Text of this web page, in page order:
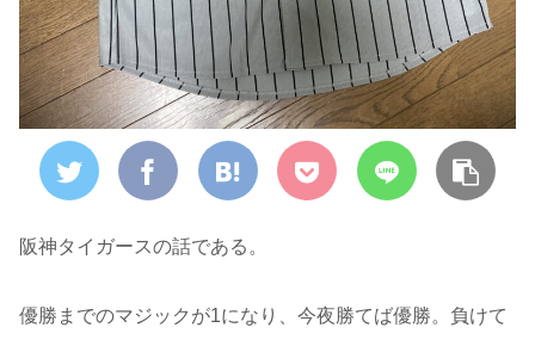
阪神タイガースの話である。
優勝までのマジックが1になり、今夜勝てば優勝。負けて